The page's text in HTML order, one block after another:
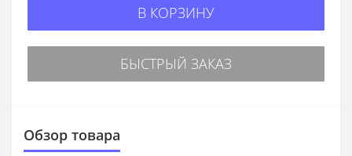
В КОРЗИНУ
БЫСТРЫЙ ЗАКАЗ
Обзор товара